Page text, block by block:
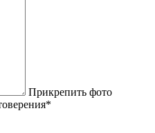
Прикрепить фото